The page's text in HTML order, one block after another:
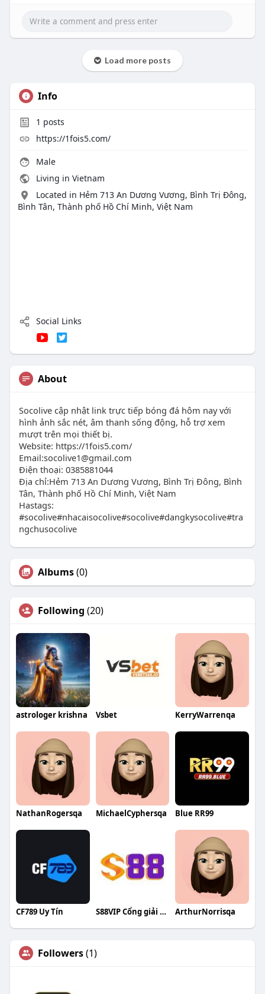
Load more posts
Info
1 posts
https://1fois5.com/
Male
Living in Vietnam
Located in Hẻm 713 An Dương Vương, Bình Trị Đông,
Bình Tân, Thành phố Hồ Chí Minh, Việt Nam
Social Links
About
Socolive cập nhật link trực tiếp bóng đá hôm nay với
hình ảnh sắc nét, âm thanh sống động, hỗ trợ xem
mượt trên mọi thiết bị.
Website: https://1fois5.com/
Email:socolive1@gmail.com
Điện thoại: 0385881044
Địa chỉ:Hẻm 713 An Dương Vương, Bình Trị Đông, Bình
Tân, Thành phố Hồ Chí Minh, Việt Nam
Hastags:
#socolive#nhacaisocolive#socolive#dangkysocolive#tra
ngchusocolive
Albums(0)
Following (20)
astrologer krishna Vsbet KerryWarrenqa
NathanRogersqa MichaelCyphersqa Blue RR99
CF789 Uy Tín S88VIP Cổng giải trí đổi thưởng ArthurNorrisqa
Followers(1)